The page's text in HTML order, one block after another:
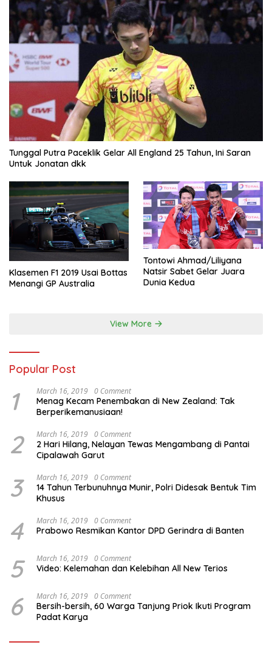
Tunggal Putra Paceklik Gelar All England 25 Tahun, Ini Saran
Untuk Jonatan dkk
Klasemen F1 2019 Usai Bottas
Menangi GP Australia
Tontowi Ahmad/Liliyana
Natsir Sabet Gelar Juara
Dunia Kedua
View More
Popular Post
1 March 16, 2019 0 Comment
Menag Kecam Penembakan di New Zealand: Tak
Berperikemanusiaan!
2 March 16, 2019 0 Comment
2 Hari Hilang, Nelayan Tewas Mengambang di Pantai
Cipalawah Garut
3 March 16, 2019 0 Comment
14 Tahun Terbunuhnya Munir, Polri Didesak Bentuk Tim
Khusus
4 March 16, 2019 0 Comment
Prabowo Resmikan Kantor DPD Gerindra di Banten
5 March 16, 2019 0 Comment
Video: Kelemahan dan Kelebihan All New Terios
6 March 16, 2019 0 Comment
Bersih-bersih, 60 Warga Tanjung Priok Ikuti Program
Padat Karya